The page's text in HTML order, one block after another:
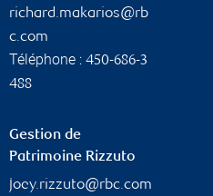
richard.makarios@rb
c.com
Téléphone : 450-686-3
488
Gestion de
Patrimoine Rizzuto
joey.rizzuto@rbc.com